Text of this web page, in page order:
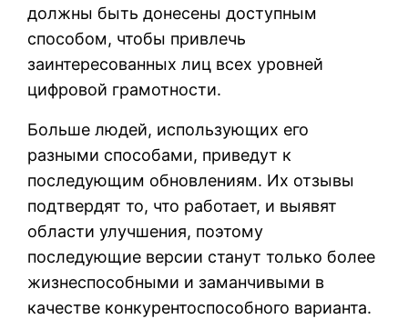
должны быть донесены доступным
способом, чтобы привлечь
заинтересованных лиц всех уровней
цифровой грамотности.
Больше людей, использующих его
разными способами, приведут к
последующим обновлениям. Их отзывы
подтвердят то, что работает, и выявят
области улучшения, поэтому
последующие версии станут только более
жизнеспособными и заманчивыми в
качестве конкурентоспособного варианта.